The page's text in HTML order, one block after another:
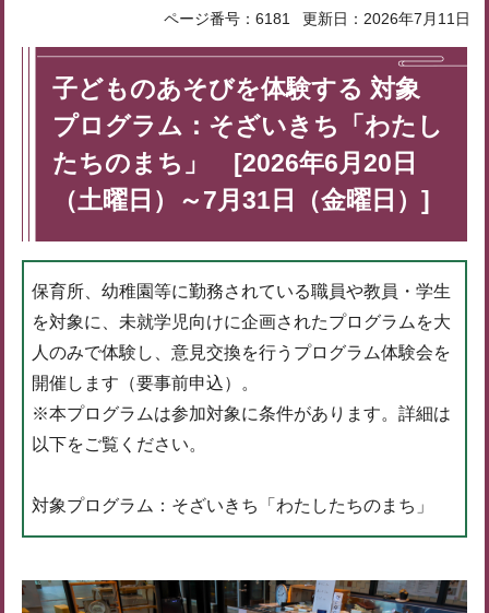
ページ番号：6181 更新日：2026年7月11日
子どものあそびを体験する 対象
プログラム：そざいきち「わたし
たちのまち」 [2026年6月20日
（土曜日）～7月31日（金曜日）]
保育所、幼稚園等に勤務されている職員や教員・学生
を対象に、未就学児向けに企画されたプログラムを大
人のみで体験し、意見交換を行うプログラム体験会を
開催します（要事前申込）。
※本プログラムは参加対象に条件があります。詳細は
以下をご覧ください。
対象プログラム：そざいきち「わたしたちのまち」